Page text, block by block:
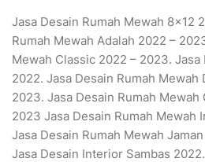
Jasa Desain Rumah Mewah 8×12
Rumah Mewah Adalah 2022 –
Mewah Classic 2022 – 2023.
2022. Jasa Desain Rumah
2023. Jasa Desain Rumah
2023 Jasa Desain Rumah Mewah
Jasa Desain Rumah Mewah
Jasa Desain Interior Sambas 2022.